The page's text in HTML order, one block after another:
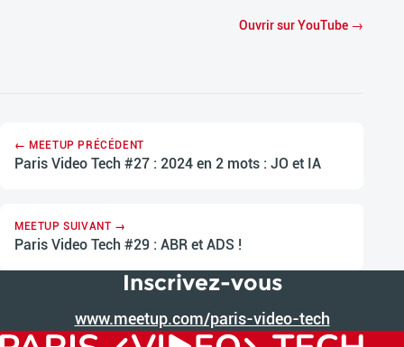
Ouvrir sur YouTube →
← MEETUP PRÉCÉDENT
Paris Video Tech #27 : 2024 en 2 mots : JO et IA
MEETUP SUIVANT →
Paris Video Tech #29 : ABR et ADS !
Inscrivez-vous
www.meetup.com/paris-video-tech